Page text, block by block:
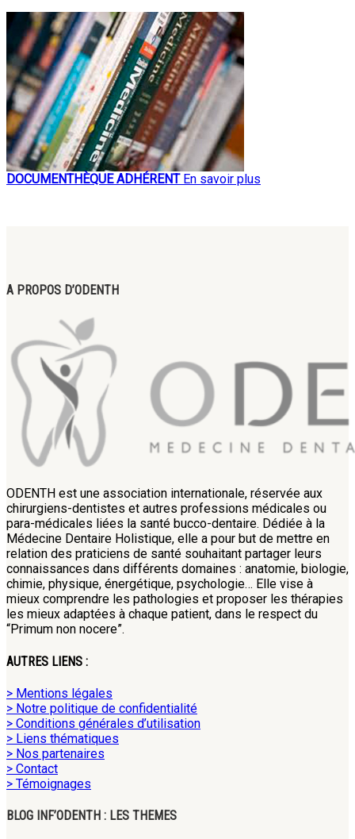
DOCUMENTHÈQUE ADHÉRENT En savoir plus
A PROPOS D’ODENTH
ODENTH est une association internationale, réservée aux
chirurgiens-dentistes et autres professions médicales ou
para-médicales liées la santé bucco-dentaire. Dédiée à la
Médecine Dentaire Holistique, elle a pour but de mettre en
relation des praticiens de santé souhaitant partager leurs
connaissances dans différents domaines : anatomie, biologie,
chimie, physique, énergétique, psychologie… Elle vise à
mieux comprendre les pathologies et proposer les thérapies
les mieux adaptées à chaque patient, dans le respect du
“Primum non nocere”.
AUTRES LIENS :
> Mentions légales
> Notre politique de confidentialité
> Conditions générales d’utilisation
> Liens thématiques
> Nos partenaires
> Contact
> Témoignages
BLOG INF’ODENTH : LES THEMES